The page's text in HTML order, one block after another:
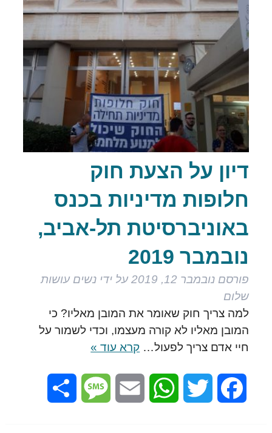
דיון על הצעת חוק
חלופות מדיניות בכנס
באוניברסיטת תל-אביב,
נובמבר 2019
פורסם נובמבר 12, 2019 על ידי נשים עושות
שלום
למה צריך חוק שאומר את המובן מאליו? כי
המובן מאליו לא קורה מעצמו, וכדי לשמור על
חיי אדם צריך לפעול… קרא עוד »
Facebook
Twitter
WhatsApp
Email
Message